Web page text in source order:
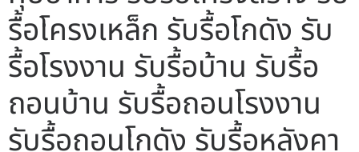
รื้อโครงเหล็ก รับรื้อโกดัง รับ
รื้อโรงงาน รับรื้อบ้าน รับรื้อ
ถอนบ้าน รับรื้อถอนโรงงาน
รับรื้อถอนโกดัง รับรื้อหลังคา